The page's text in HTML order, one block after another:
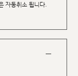
자동취소 됩니다.